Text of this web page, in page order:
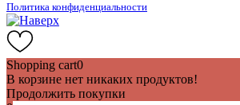
Политика конфиденциальности
Shopping cart0
В корзине нет никаких продуктов!
Продолжить покупки